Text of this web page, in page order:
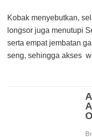
Kobak menyebutkan,
longsor juga menutupi
serta empat jembatan
seng, sehingga akses